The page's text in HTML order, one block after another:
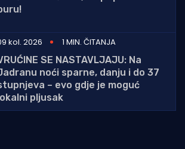
kol. 2026
1 MIN. ČITANJA
SE NASTAVLJAJU: Na
noći sparne, danju i do 37
– evo gdje je moguć
lokalni pljusak